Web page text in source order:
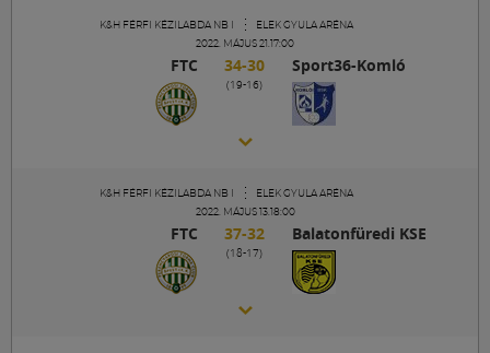
K&H FÉRFI KÉZILABDA NB I
ELEK GYULA ARÉNA
2022. MÁJUS 21.17:00
FTC 34-30 Sport36-Komló
(19-16)
K&H FÉRFI KÉZILABDA NB I
ELEK GYULA ARÉNA
2022. MÁJUS 13.18:00
FTC 37-32 Balatonfüredi KSE
(18-17)